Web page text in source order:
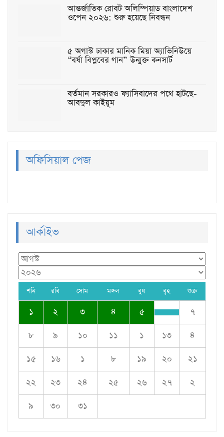
আন্তর্জাতিক রোবট অলিম্পিয়াড বাংলাদেশ
ওপেন ২০২৬: শুরু হয়েছে নিবন্ধন
৫ অগাস্ট ঢাকার মানিক মিয়া অ্যাভিনিউয়ে
“বর্ষা বিপ্লবের গান” উন্মুক্ত কনসার্ট
বর্তমান সরকারও ফ্যাসিবাদের পথে হাটছে-
আবদুল কাইয়ূম
অফিসিয়াল পেজ
আর্কাইভ
শনি রবি সোম মঙ্গল বুধ বৃহ শুক্র
১ ২ ৩ ৪ ৫ ৭
৮ ৯ ১০ ১১ ১ ১৩ ৪
১৫ ১৬ ১ ৮ ১৯ ২০ ২১
২২ ২৩ ২৪ ২৫ ২৬ ২৭ ২
৯ ৩০ ৩১